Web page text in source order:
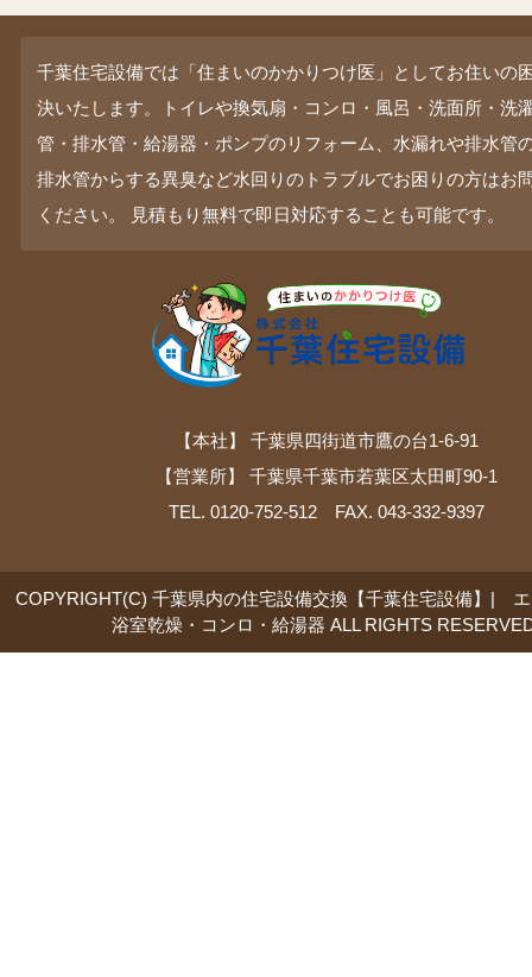
千葉住宅設備では「住まいのかかりつけ医」としてお住いの
決いたします。トイレや換気扇・コンロ・風呂・洗面所・洗
管・排水管・給湯器・ポンプのリフォーム、水漏れや排水管
排水管からする異臭など水回りのトラブルでお困りの方はお
ください。 見積もり無料で即日対応することも可能です。
【本社】 千葉県四街道市鷹の台1-6-91
【営業所】 千葉県千葉市若葉区太田町90-1
TEL. 0120-752-512 FAX. 043-332-9397
COPYRIGHT(C) 千葉県内の住宅設備交換【千葉住宅設備】|
浴室乾燥・コンロ・給湯器 ALL RIGHTS